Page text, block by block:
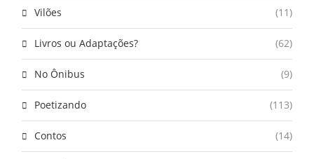
Vilões (11)
Livros ou Adaptações? (62)
No Ônibus (9)
Poetizando (113)
Contos (14)